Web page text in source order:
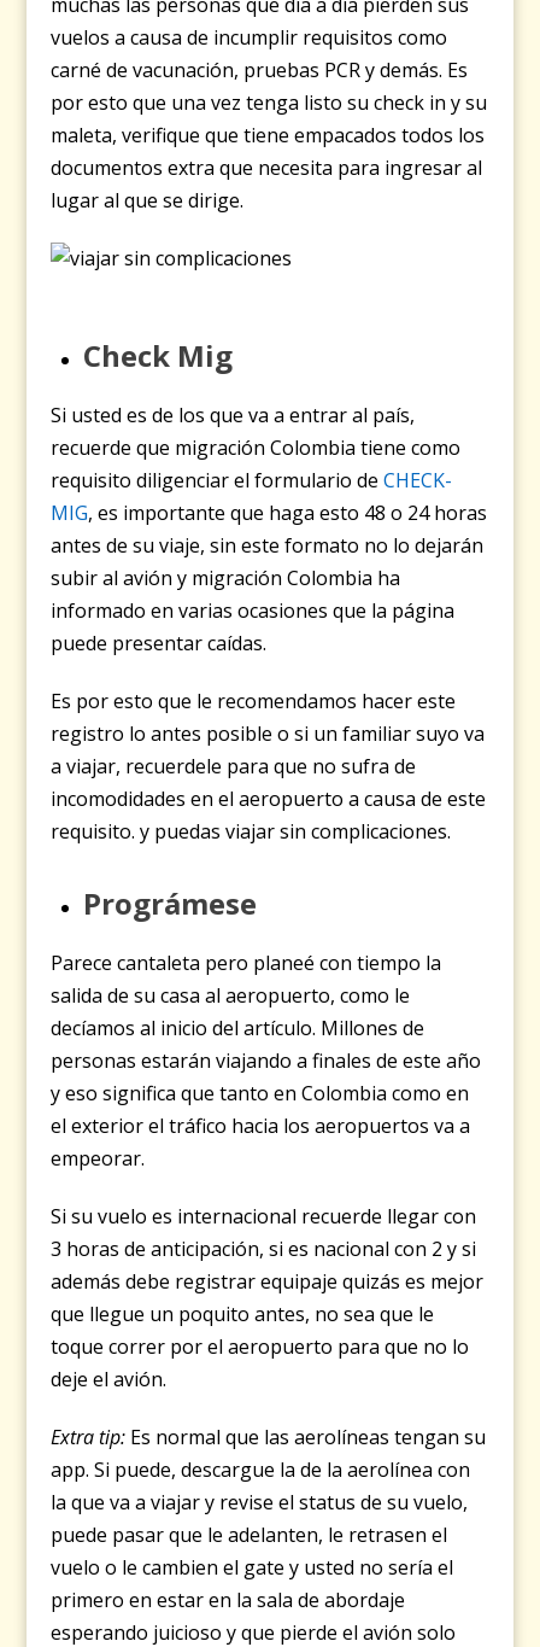
vuelos a causa de incumplir requisitos como
carné de vacunación, pruebas PCR y demás. Es
por esto que una vez tenga listo su check in y su
maleta, verifique que tiene empacados todos los
documentos extra que necesita para ingresar al
lugar al que se dirige.
Check Mig
Si usted es de los que va a entrar al país,
recuerde que migración Colombia tiene como
requisito diligenciar el formulario deCHECK-
MIG, es importante que haga esto 48 o 24 horas
antes de su viaje, sin este formato no lo dejarán
subir al avión y migración Colombia ha
informado en varias ocasiones que la página
puede presentar caídas.
Es por esto que le recomendamos hacer este
registro lo antes posible o si un familiar suyo va
a viajar, recuerdele para que no sufra de
incomodidades en el aeropuerto a causa de este
requisito. y puedas viajar sin complicaciones.
Prográmese
Parece cantaleta pero planeé con tiempo la
salida de su casa al aeropuerto, como le
decíamos al inicio del artículo. Millones de
personas estarán viajando a finales de este año
y eso significa que tanto en Colombia como en
el exterior el tráfico hacia los aeropuertos va a
empeorar.
Si su vuelo es internacional recuerde llegar con
3 horas de anticipación, si es nacional con 2 y si
además debe registrar equipaje quizás es mejor
que llegue un poquito antes, no sea que le
toque correr por el aeropuerto para que no lo
deje el avión.
Extra tip: Es normal que las aerolíneas tengan su
app. Si puede, descargue la de la aerolínea con
la que va a viajar y revise el status de su vuelo,
puede pasar que le adelanten, le retrasen el
vuelo o le cambien el gate y usted no sería el
primero en estar en la sala de abordaje
esperando juicioso y que pierde el avión solo